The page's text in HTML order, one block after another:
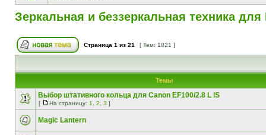
Зеркальная и беззеркальная техника
Страница 1 из 21 [ Тем: 1021 ]
Темы
Выбор штативного кольца для Canon EF100/2.8 L IS
[ На страницу: 1 2 3 ]
Magic Lantern